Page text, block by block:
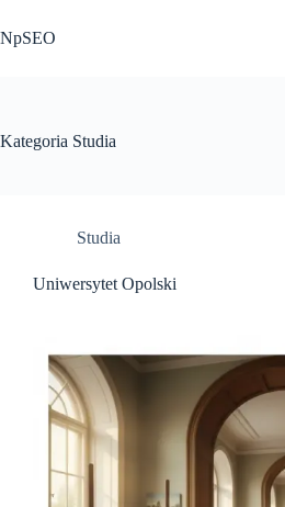
do
treści
NpSEO
Kategoria Studia
Studia
Uniwersytet Opolski